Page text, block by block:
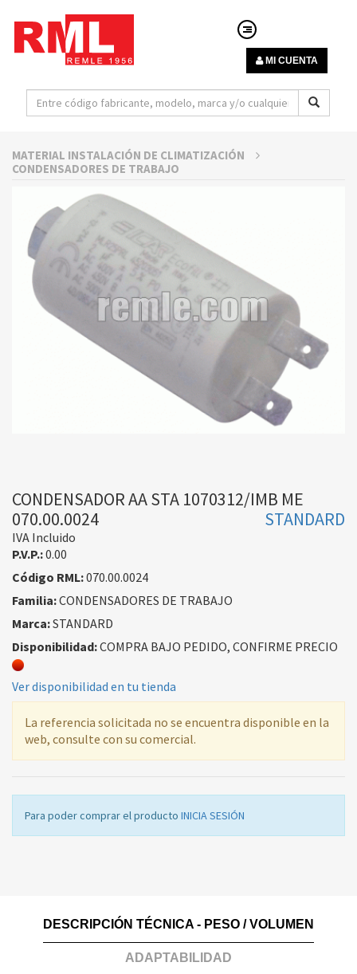
MI CUENTA
MATERIAL INSTALACIÓN DE CLIMATIZACIÓN
CONDENSADORES DE TRABAJO
CONDENSADOR AA STA 1070312/IMB ME
070.00.0024
STANDARD
IVA Incluido
P.V.P.:0.00
Código RML:070.00.0024
Familia:CONDENSADORES DE TRABAJO
Marca:STANDARD
Disponibilidad:COMPRA BAJO PEDIDO, CONFIRME PRECIO
Ver disponibilidad en tu tienda
La referencia solicitada no se encuentra disponible en la
web, consulte con su comercial.
Para poder comprar el producto INICIA SESIÓN
DESCRIPCIÓN TÉCNICA - PESO / VOLUMEN
ADAPTABILIDAD